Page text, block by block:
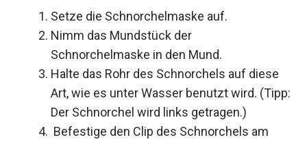
Setze die Schnorchelmaske auf.
Nimm das Mundstück der
Schnorchelmaske in den Mund.
Halte das Rohr des Schnorchels auf diese
Art, wie es unter Wasser benutzt wird. (Tipp:
Der Schnorchel wird links getragen.)
Befestige den Clip des Schnorchels am